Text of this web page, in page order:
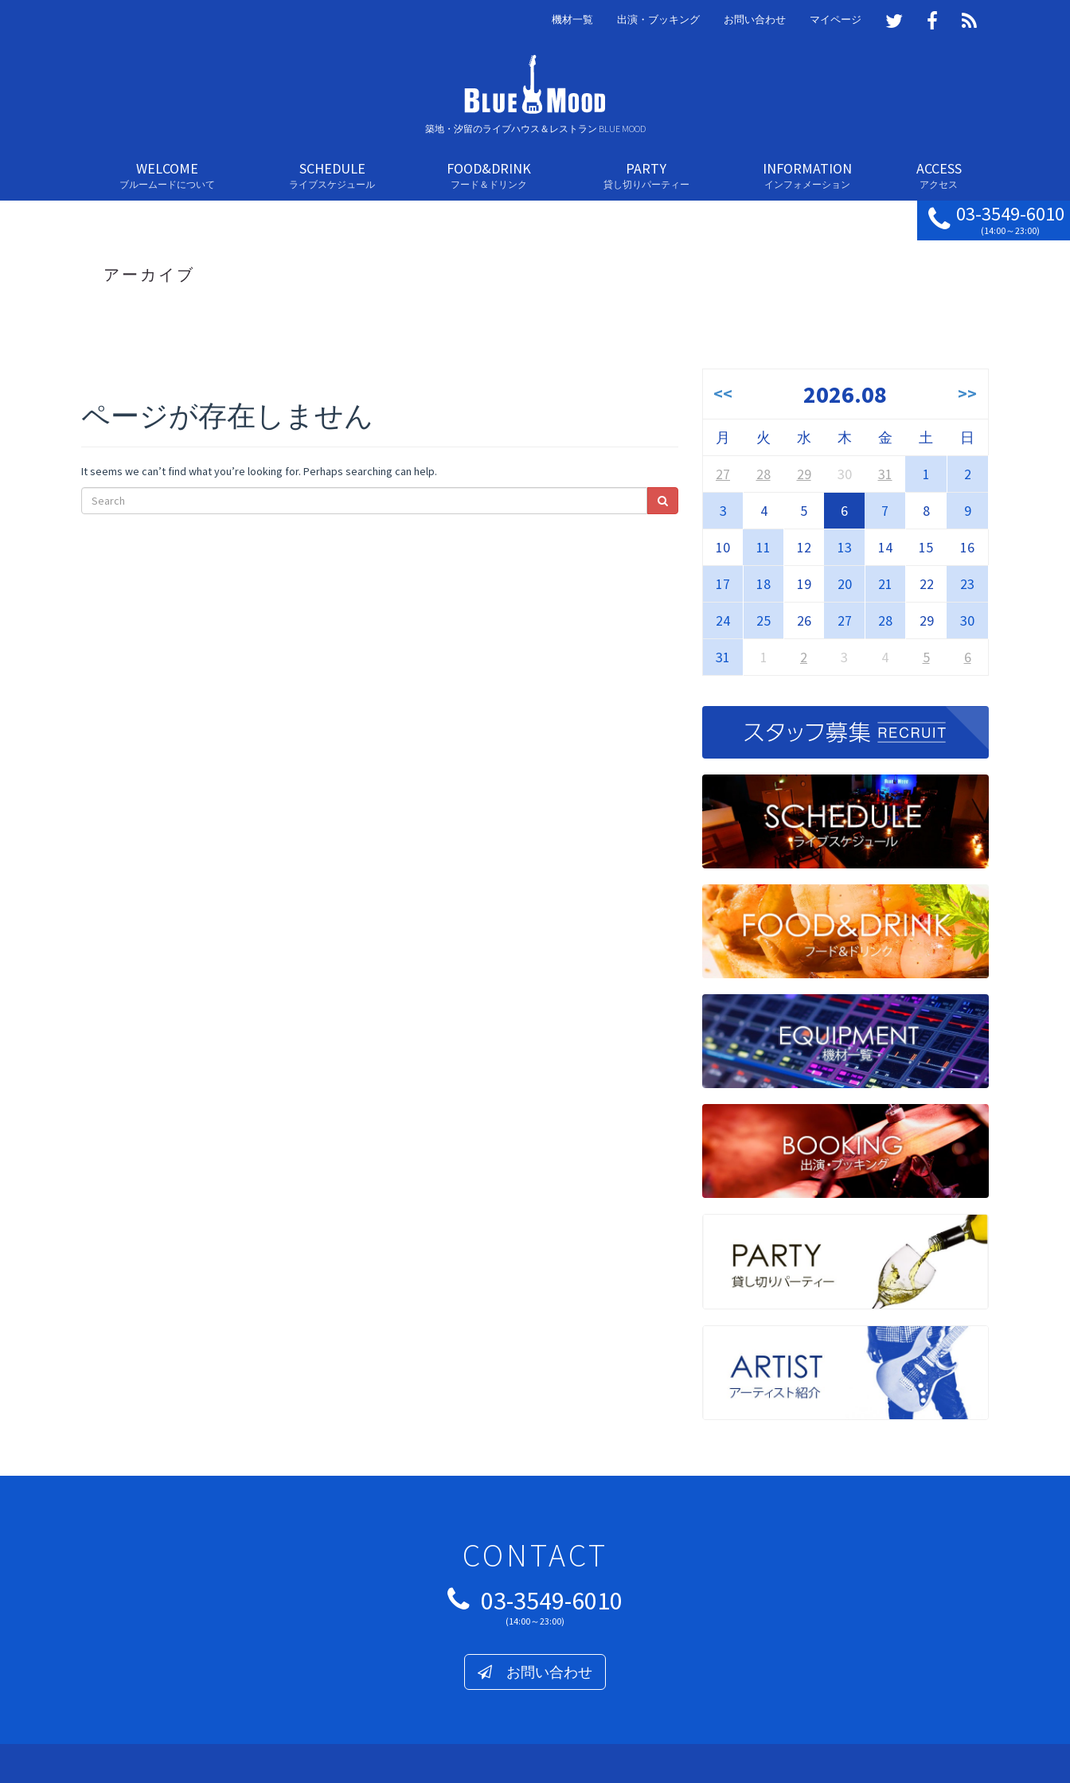
機材一覧 出演・ブッキング お問い合わせ マイページ
築地・汐留のライブハウス＆レストラン BLUE MOOD
WELCOME
ブルームードについて
SCHEDULE
ライブスケジュール
FOOD&DRINK
フード＆ドリンク
PARTY
貸し切りパーティー
INFORMATION
インフォメーション
ACCESS
アクセス
03-3549-6010
(14:00～23:00)
アーカイブ
ページが存在しません
It seems we can’t find what you’re looking for. Perhaps searching can help.
<< 2026.08 >>
月 火 水 木 金 土
日
27
28 29 30 31 1
2
3
4 5 6 7 8
9
10
11 12 13 14 15
16
17
18 19 20 21 22
23
24
25 26 27 28 29
30
31
1 2 3 4 5 6
CONTACT
03-3549-6010
(14:00～23:00)
お問い合わせ